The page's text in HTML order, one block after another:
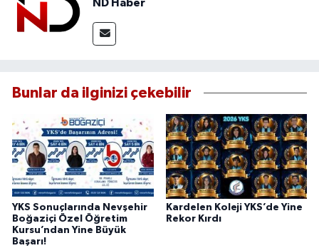
ND Haber
Bunlar da ilginizi çekebilir
YKS Sonuçlarında Nevşehir
Boğaziçi Özel Öğretim
Kursu’ndan Yine Büyük
Başarı!
Kardelen Koleji YKS’de Yine
Rekor Kırdı